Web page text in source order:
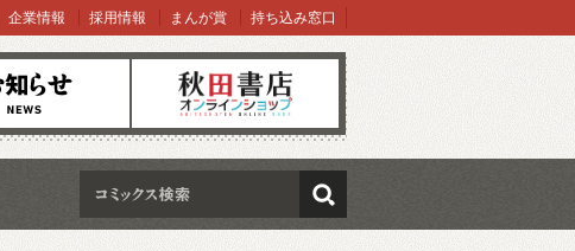
オンラインショップ
企業情報 採用情報 まんが賞 持ち込み窓口
検索